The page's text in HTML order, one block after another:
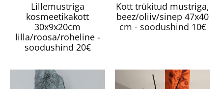
Lillemustriga
kosmeetikakott
30x9x20cm
lilla/roosa/roheline -
soodushind 20€
Kott trükitud mustriga,
beez/oliiv/sinep 47x40
cm - soodushind 10€